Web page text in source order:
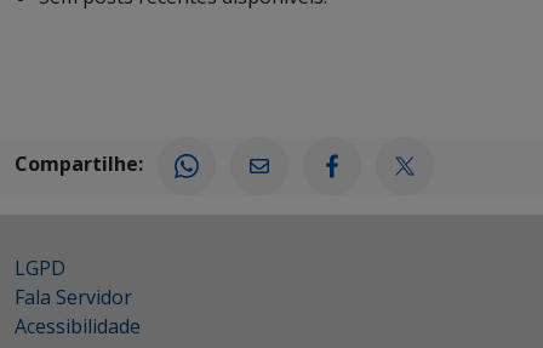
Compartilhe:
LGPD
Fala Servidor
Acessibilidade